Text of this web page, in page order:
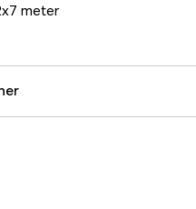
meter